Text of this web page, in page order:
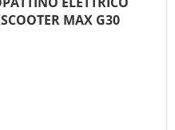
MAX G30